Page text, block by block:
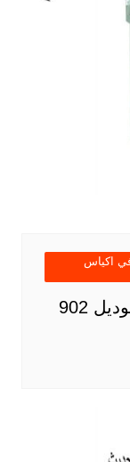
اكياس
ماكينات تعبئة السكر اتوماتيك موديل 902